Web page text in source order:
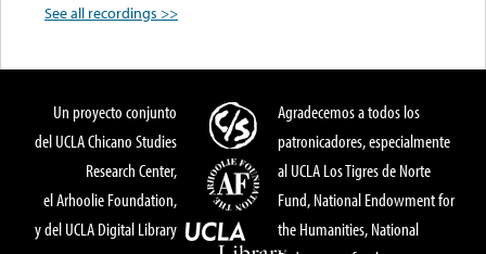
See all recordings >>
Un proyecto conjunto
del UCLA Chicano Studies
Research Center,
el Arhoolie Foundation,
y del UCLA Digital Library
Agradecemos a todos los
patronicadores, especialmente
al UCLA Los Tigres de Norte
Fund, National Endowment for
the Humanities, National